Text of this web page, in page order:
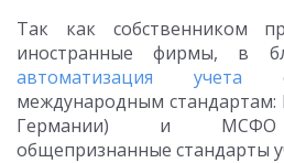
Так как собственником
иностранные фирмы, в
автоматизация учета
международным стандартам:
Германии) и МСФО
общепризнанные стандарты